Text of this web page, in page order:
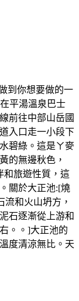
到你想要做的一
湯溫泉巴士
前往中部山岳國
入口走一小段下
碧綠。這是ㄚ麥
的無邊秋色，
和旅遊性質，這
關於大正池:[燒
流和火山坍方，
石逐漸從上游和
。。]大正池的
度清涼無比。天
影水中。